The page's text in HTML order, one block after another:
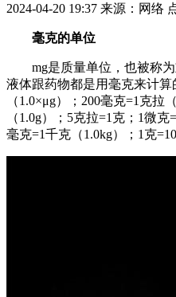
2024-04-20 19:37 来源：网络
毫克的单位
mg是质量单位，也被称
液体跟药物都是用毫克来计算
（1.0×μg）；200毫克=1克拉
（1.0g）；5克拉=1克；1微
毫克=1千克（1.0kg）；1克